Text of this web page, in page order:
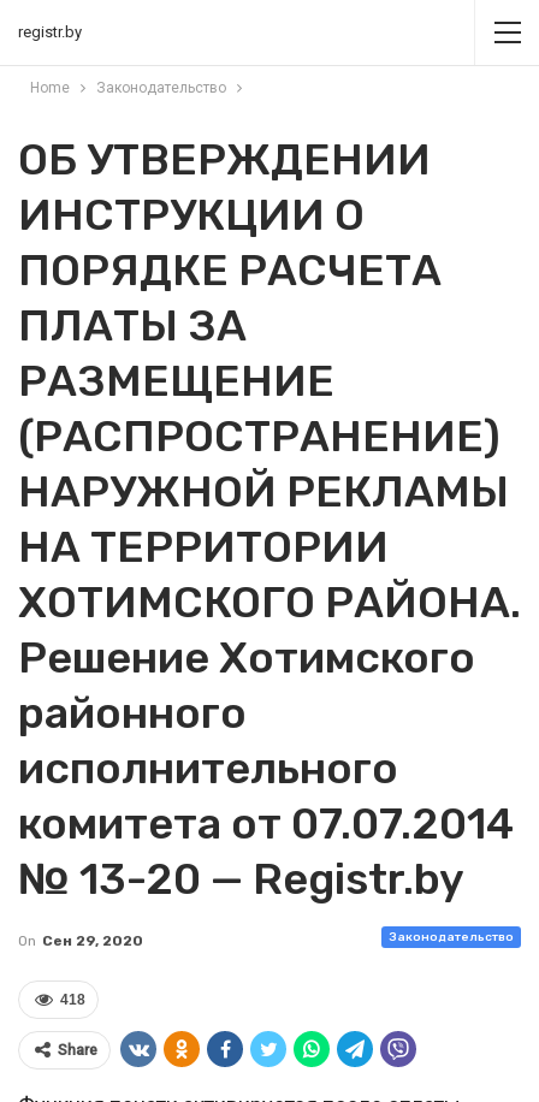
registr.by
Home Законодательство
ОБ УТВЕРЖДЕНИИ
ИНСТРУКЦИИ О
ПОРЯДКЕ РАСЧЕТА
ПЛАТЫ ЗА
РАЗМЕЩЕНИЕ
(РАСПРОСТРАНЕНИЕ)
НАРУЖНОЙ РЕКЛАМЫ
НА ТЕРРИТОРИИ
ХОТИМСКОГО РАЙОНА.
Решение Хотимского
районного
исполнительного
комитета от 07.07.2014
№ 13-20 — Registr.by
Законодательство
On Сен 29, 2020
418
Share